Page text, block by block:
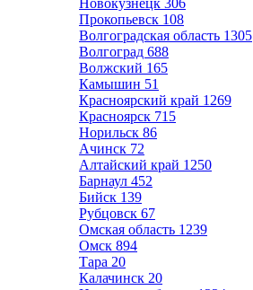
Новокузнецк 306
Прокопьевск 108
Волгоградская область 1305
Волгоград 688
Волжский 165
Камышин 51
Красноярский край 1269
Красноярск 715
Норильск 86
Ачинск 72
Алтайский край 1250
Барнаул 452
Бийск 139
Рубцовск 67
Омская область 1239
Омск 894
Тара 20
Калачинск 20